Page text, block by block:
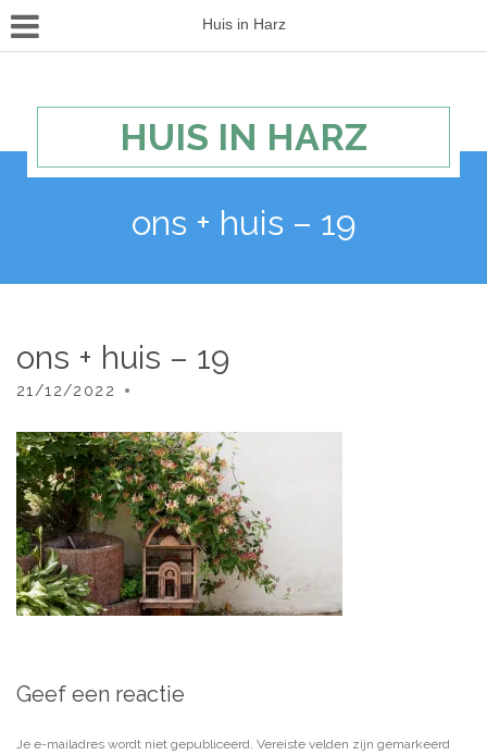
Huis in Harz
HUIS IN HARZ
ons + huis – 19
ons + huis – 19
21/12/2022
Geef een reactie
Je e-mailadres wordt niet gepubliceerd. Vereiste velden zijn gemarkeerd